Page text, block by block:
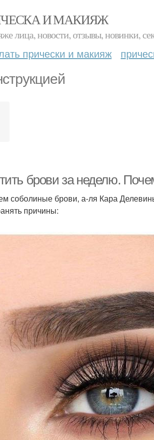
И МАКИЯЖ
лица, новости, отзывы, новинки,
прически и макияж
брови за неделю.
соболиные брови, а-ля Кара
причины: